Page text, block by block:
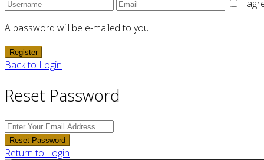
I
A password will be e-mailed to you
Register
Back to Login
Reset Password
Reset Password
Return to Login